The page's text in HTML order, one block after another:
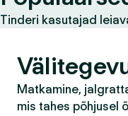
Tinderi kasutajad
Matkamine,
mis tahes põhjusel